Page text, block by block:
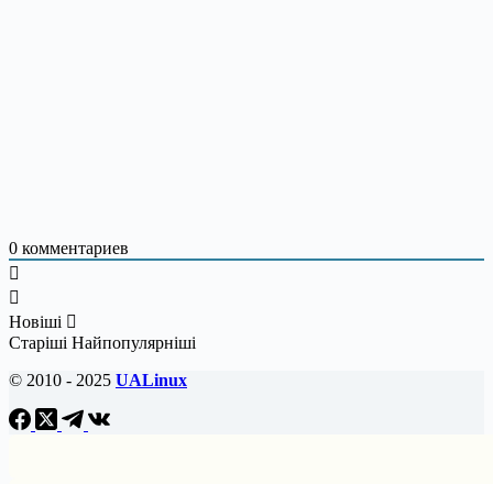
0 комментариев
Новіші
Старіші Найпопулярніші
© 2010 - 2025 UALinux